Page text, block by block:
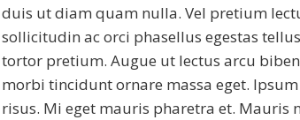
duis ut diam quam nulla. Vel pretium
sollicitudin ac orci phasellus egestas
tortor pretium. Augue ut lectus arcu
morbi tincidunt ornare massa eget.
risus. Mi eget mauris pharetra et. Mauris